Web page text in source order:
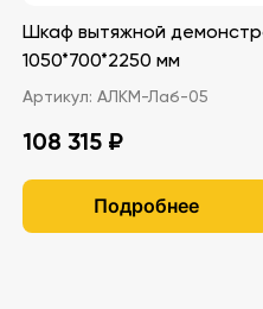
Шкаф вытяжной
1050*700*2250 мм
Артикул: АЛКМ-Лаб-05
108 315 ₽
Подробнее